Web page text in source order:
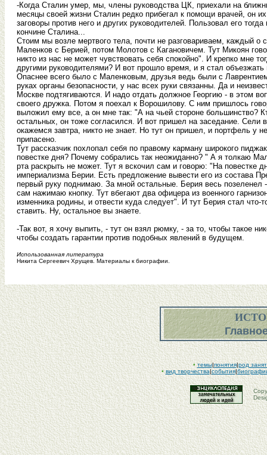
-Когда Сталин умер, мы, члены руководства ЦК, приехали на
месяцы своей жизни Сталин редко прибегал к помощи врачей, он
заговоры против него и других руководителей. Пользовал его
кончине Сталина...
Стоим мы возле мертвого тела, почти не разговариваем, каждый
Маленков с Берией, потом Молотов с Кагановичем. Тут Микоян
никто из нас не может чувствовать себя спокойно". И крепко мне
другими руководителями? И вот прошло время, и я стал
Опаснее всего было с Маленковым, друзья ведь были с
руках органы безопасности, у нас всех руки связанны. Да и
Москве подтягиваются. И надо отдать должное Георгию - в этом
своего дружка. Потом я поехал к Ворошилову. С ним пришлось
выложил ему все, а он мне так: "А на чьей стороне большинство?
остальных, он тоже согласился. И вот пришел на заседание.
окажемся завтра, никто не знает. Но тут он пришел, и портфель у
припасено.
Тут рассказчик похлопал себя по правому карману широкого
повестке дня? Почему собрались так неожиданно? " А я толкаю
рта раскрыть не может. Тут я вскочил сам и говорю: "На повестке
империализма Берии. Есть предложение вывести его из состава
первый руку поднимаю. За мной остальные. Берия весь
сам нажимаю кнопку. Тут вбегают два офицера из военного
изменника родины, и отвести куда следует". И тут Берия стал что-
ставить. Ну, остальное вы знаете.
-Так вот, я хочу выпить, - тут он взял рюмку, - за то, чтобы такое
чтобы создать гарантии против подобных явлений в будущем.
Использованная литература
Никита Сергеевич Хрущев. Материалы к биографии.
•темы|понятия|род
•вид творчества|события|